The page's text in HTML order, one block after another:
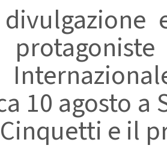
10 agosto
e il